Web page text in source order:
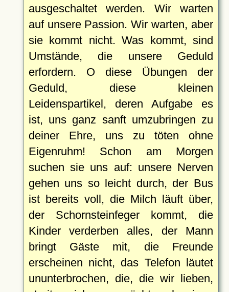
ausgeschaltet werden. Wir warten
auf unsere Passion. Wir warten, aber
sie kommt nicht. Was kommt, sind
Umstände, die unsere Geduld
erfordern. O diese Übungen der
Geduld, diese kleinen
Leidenspartikel, deren Aufgabe es
ist, uns ganz sanft umzubringen zu
deiner Ehre, uns zu töten ohne
Eigenruhm! Schon am Morgen
suchen sie uns auf: unsere Nerven
gehen uns so leicht durch, der Bus
ist bereits voll, die Milch läuft über,
der Schornsteinfeger kommt, die
Kinder verderben alles, der Mann
bringt Gäste mit, die Freunde
erscheinen nicht, das Telefon läutet
ununterbrochen, die, die wir lieben,